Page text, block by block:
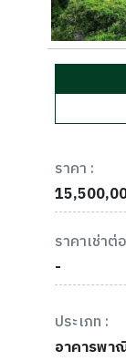
ราคา :
ราคาเช่าต่
-
ประเภท :
อาคารพา